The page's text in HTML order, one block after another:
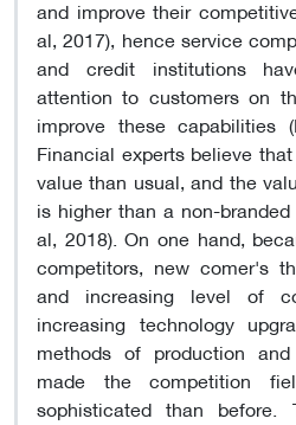
and improve their
al, 2017), hence service
and credit institutions
attention to customers on
improve these
Financial experts believe
value than usual, and the
is higher than a non-
al, 2018). On one hand,
competitors, new comer's
and increasing level of
increasing technology
methods of production
made the competition
sophisticated than